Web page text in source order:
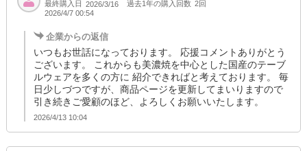
最終購入日 2026/3/16 過去1年の購入回数 2回
2026/4/7 00:54
企業からの返信
いつもお世話になっております。 応援コメントありがとう
ございます。 これからも美濃焼を中心とした国産のテーブ
ルウェアを多くの方に 紹介できればと考えております。 毎
日少しづつですが、商品ページを更新してまいりますので
引き続きご愛顧のほど、よろしくお願いいたします。
2026/4/13 10:04